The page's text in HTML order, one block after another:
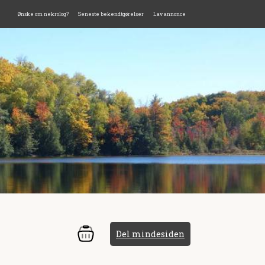
Ønske om nekrolog? Seneste bekendtgørelser Lav annonce
Del mindesiden